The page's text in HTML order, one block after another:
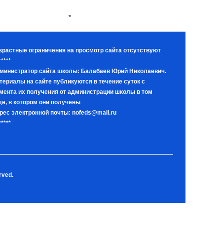
*
ограничения на просмотр сайта отсутствуют
сайта школы: Балабаев Юрий Николаевич.
на сайте публикуются в течение суток с
их получения от администрации школы в том
в котором они получены
электронной почты: nofeds@mail.ru